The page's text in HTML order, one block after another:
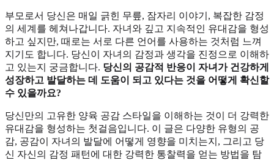
부모로서 당신은 매일 긁힌 무릎, 잠자리 이야기, 복잡한 감정
의 세계를 헤쳐나갑니다. 자녀와 깊고 지속적인 유대감을 형성
하고 싶지만, 때로는 서로 다른 언어를 사용하는 것처럼 느껴
지기도 합니다. 당신이 자녀의 감정과 생각을 진정으로 이해하
고 있는지 궁금합니다. 당신의 공감적 반응이 자녀가 건강하게
성장하고 발달하는 데 도움이 되고 있다는 것을 어떻게 확신할
수 있을까요?
당신만의 고유한 양육 공감 스타일을 이해하는 것이 더 강력한
유대감을 형성하는 첫걸음입니다. 이 글은 다양한 유형의 공
감, 공감이 자녀의 발달에 어떻게 영향을 미치는지, 그리고 당
신 자신의 감정 패턴에 대한 강력한 통찰력을 얻는 방법을 탐